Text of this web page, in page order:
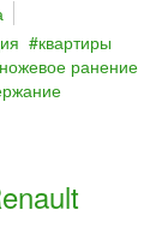
квартиры
ножевое ранение